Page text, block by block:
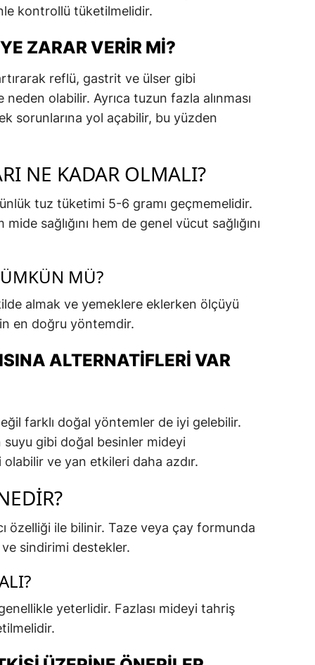
kontrollü tüketilmelidir.
ZARAR VERIR MI?
reflü, gastrit ve ülser gibi
neden olabilir. Ayrıca tuzun fazla alınması
sorunlarına yol açabilir, bu yüzden
NE KADAR OLMALI?
tuz tüketimi 5-6 gramı geçmemelidir.
sağlığını hem de genel vücut sağlığını
MÜ?
almak ve yemeklere eklerken ölçüyü
en doğru yöntemdir.
ALTERNATIFLERI VAR
farklı doğal yöntemler de iyi gelebilir.
suyu gibi doğal besinler mideyi
ve yan etkileri daha azdır.
özelliği ile bilinir. Taze veya çay formunda
sindirimi destekler.
yeterlidir. Fazlası mideyi tahriş